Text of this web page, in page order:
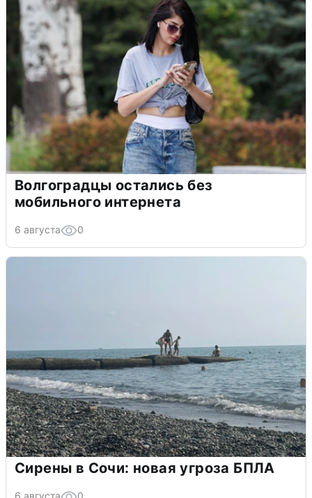
Волгоградцы остались без
мобильного интернета
6 августа 0
Сирены в Сочи: новая угроза БПЛА
6 августа 0